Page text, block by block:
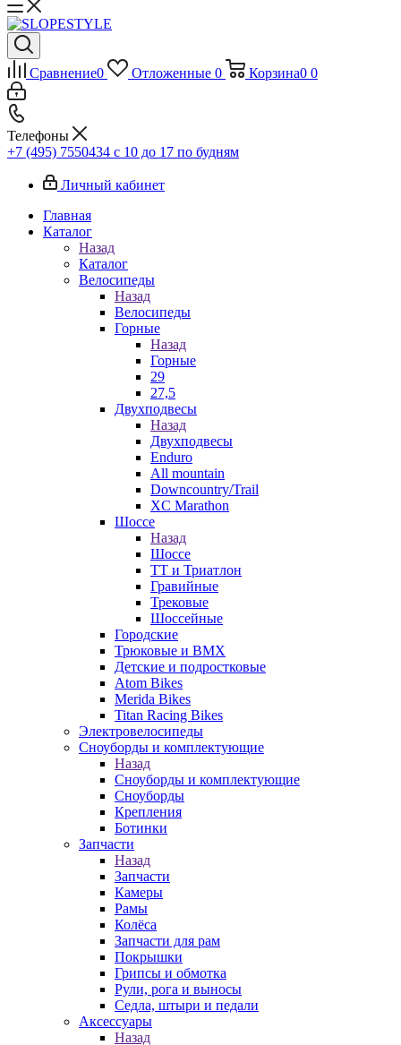
Сравнение0 Отложенные 0 Корзина0 0
Телефоны
+7 (495) 7550434 с 10 до 17 по будням
Личный кабинет
Главная
Каталог
Назад
Каталог
Велосипеды
Назад
Велосипеды
Горные
Назад
Горные
29
27,5
Двухподвесы
Назад
Двухподвесы
Enduro
All mountain
Downcountry/Trail
XC Marathon
Шоссе
Назад
Шоссе
ТТ и Триатлон
Гравийные
Трековые
Шоссейные
Городские
Трюковые и BMX
Детские и подростковые
Atom Bikes
Merida Bikes
Titan Racing Bikes
Электровелосипеды
Cноуборды и комплектующие
Назад
Cноуборды и комплектующие
Сноуборды
Крепления
Ботинки
Запчасти
Назад
Запчасти
Камеры
Рамы
Колёса
Запчасти для рам
Покрышки
Грипсы и обмотка
Рули, рога и выносы
Седла, штыри и педали
Аксессуары
Назад